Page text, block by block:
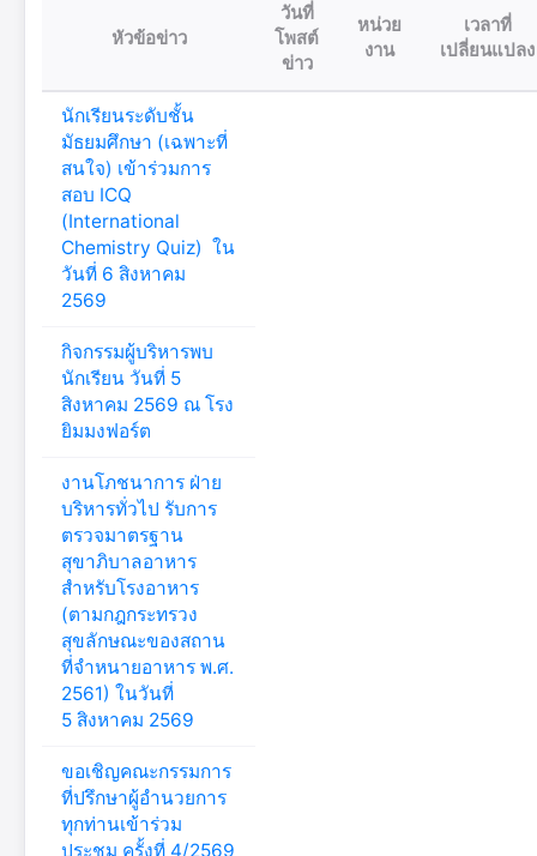
หัวข้อข่าว
วันที่
โพสต์
ข่าว
หน่วย
งาน
เวลาที่
เปลี่ยนแปลง
นักเรียนระดับชั้น
มัธยมศึกษา (เฉพาะที่
สนใจ) เข้าร่วมการ
สอบ ICQ
(International
Chemistry Quiz) ใน
วันที่ 6 สิงหาคม
2569
กิจกรรมผู้บริหารพบ
นักเรียน วันที่ 5
สิงหาคม 2569 ณ โรง
ยิมมงฟอร์ต
งานโภชนาการ ฝ่าย
บริหารทั่วไป รับการ
ตรวจมาตรฐาน
สุขาภิบาลอาหาร
สำหรับโรงอาหาร
(ตามกฎกระทรวง
สุขลักษณะของสถาน
ที่จำหนายอาหาร พ.ศ.
2561) ในวันที่
5 สิงหาคม 2569
ขอเชิญคณะกรรมการ
ที่ปรึกษาผู้อำนวยการ
ทุกท่านเข้าร่วม
ประชุม ครั้งที่ 4/2569